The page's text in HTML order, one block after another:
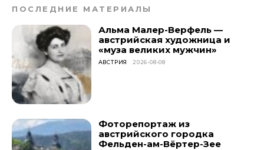
ПОСЛЕДНИЕ МАТЕРИАЛЫ
Альма Малер-Верфель —
австрийская художница и
«муза великих мужчин»
АВСТРИЯ 2026-08-08
Фоторепортаж из
австрийского городка
Фельден-ам-Вёртер-Зее